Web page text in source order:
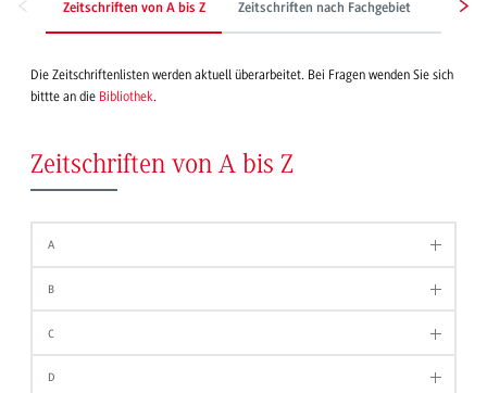
Zeitschriften von A bis Z Zeitschriften nach Fachgebiet
Die Zeitschriftenlisten werden aktuell überarbeitet. Bei Fragen wenden Sie sich
bittte an die Bibliothek.
Zeitschriften von A bis Z
A
B
C
D